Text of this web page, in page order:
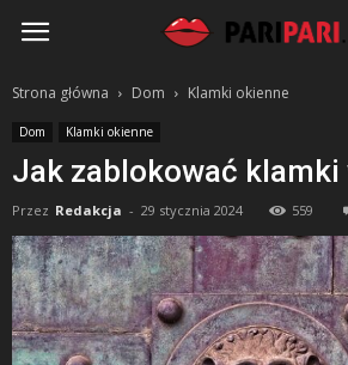
PariPari.pl
Strona główna Dom Klamki okienne
Dom Klamki okienne
Jak zablokować klamki
Przez Redakcja - 29 stycznia 2024 559